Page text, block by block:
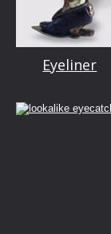
Eyeliner